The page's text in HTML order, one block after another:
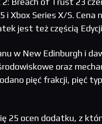
Xbox Series X/S. Cena
jest też częścią
w New Edinburgh i
oraz
pięć frakcji, pięć
25 ocen dodatku, z